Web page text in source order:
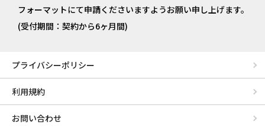
フォーマットにて申請くださいますようお願い申し上げます。
(受付期間：契約から6ヶ月間)
プライバシーポリシー
利用規約
お問い合わせ